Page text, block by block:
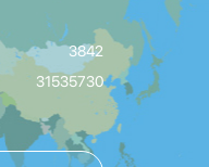
3842
31535730